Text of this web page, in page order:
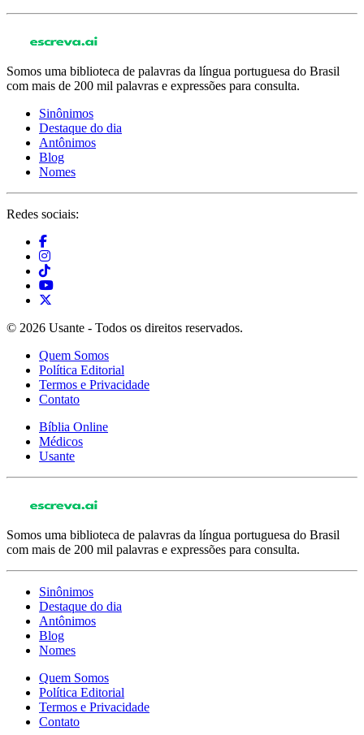
Somos uma biblioteca de palavras da língua portuguesa do Brasil
com mais de 200 mil palavras e expressões para consulta.
Sinônimos
Destaque do dia
Antônimos
Blog
Nomes
Redes sociais:
© 2026 Usante - Todos os direitos reservados.
Quem Somos
Política Editorial
Termos e Privacidade
Contato
Bíblia Online
Médicos
Usante
Somos uma biblioteca de palavras da língua portuguesa do Brasil
com mais de 200 mil palavras e expressões para consulta.
Sinônimos
Destaque do dia
Antônimos
Blog
Nomes
Quem Somos
Política Editorial
Termos e Privacidade
Contato